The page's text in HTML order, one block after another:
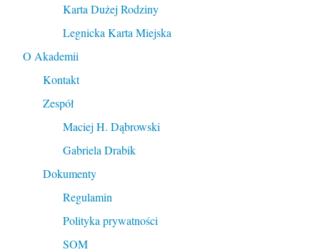
Karta Dużej Rodziny
Legnicka Karta Miejska
O Akademii
Kontakt
Zespół
Maciej H. Dąbrowski
Gabriela Drabik
Dokumenty
Regulamin
Polityka prywatności
SOM